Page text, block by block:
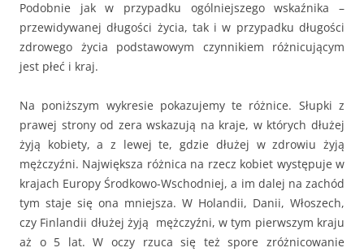
Podobnie jak w przypadku ogólniejszego wskaźnika –
przewidywanej długości życia, tak i w przypadku długości
zdrowego życia podstawowym czynnikiem różnicującym
jest płeć i kraj.
Na poniższym wykresie pokazujemy te różnice. Słupki z
prawej strony od zera wskazują na kraje, w których dłużej
żyją kobiety, a z lewej te, gdzie dłużej w zdrowiu żyją
mężczyźni. Największa różnica na rzecz kobiet występuje w
krajach Europy Środkowo-Wschodniej, a im dalej na zachód
tym staje się ona mniejsza. W Holandii, Danii, Włoszech,
czy Finlandii dłużej żyją mężczyźni, w tym pierwszym kraju
aż o 5 lat. W oczy rzuca się też spore zróżnicowanie